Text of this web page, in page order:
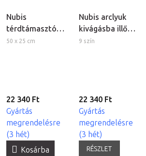
Nubis
térdtámasztó
párna
50 x 25 cm
22 340 Ft
Gyártás
megrendelésre
(3 hét)
Kosárba
Nubis arclyuk
kivágásba illő
dugó
9 szín
22 340 Ft
Gyártás
megrendelésre
(3 hét)
RÉSZLET